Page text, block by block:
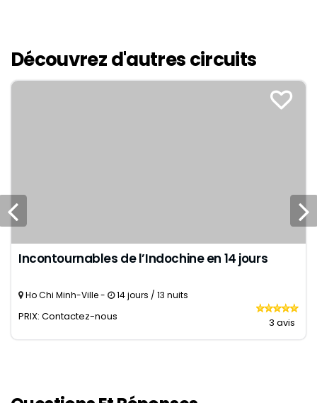
Découvrez d'autres circuits
Incontournables de l’Indochine en 14 jours
Ho Chi Minh-Ville - 14 jours / 13 nuits
PRIX: Contactez-nous 3 avis